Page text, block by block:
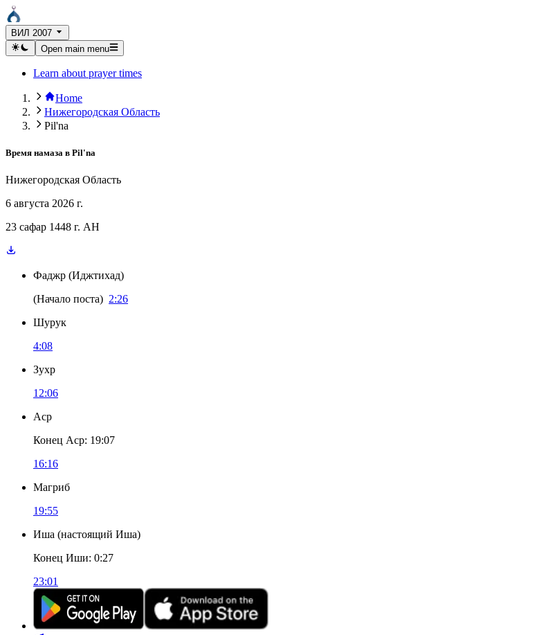
ВИЛ 2007
Open main menu
Learn about prayer times
Home
Нижегородская Область
Pil'na
Время намаза в Pil'na
Нижегородская Область
6 августа 2026 г.
23 сафар 1448 г. AH
Фаджр (Иджтихад)
(Начало поста) 2:26
Шурук
4:08
Зухр
12:06
Аср
Конец Аср: 19:07
16:16
Магриб
19:55
Иша (настоящий Иша)
Конец Иши: 0:27
23:01